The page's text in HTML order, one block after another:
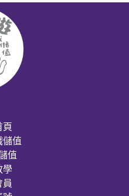
頁
儲值
值
學
員